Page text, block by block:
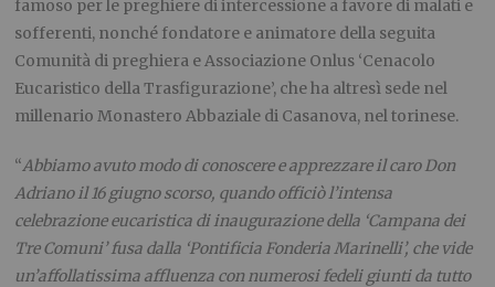
famoso per le preghiere di intercessione a favore di malati e
sofferenti, nonché fondatore e animatore della seguita
Comunità di preghiera e Associazione Onlus ‘Cenacolo
Eucaristico della Trasfigurazione’, che ha altresì sede nel
millenario Monastero Abbaziale di Casanova, nel torinese.
“Abbiamo avuto modo di conoscere e apprezzare il caro Don
Adriano il 16 giugno scorso, quando officiò l’intensa
celebrazione eucaristica di inaugurazione della ‘Campana dei
Tre Comuni’ fusa dalla ‘Pontificia Fonderia Marinelli’, che vide
un’affollatissima affluenza con numerosi fedeli giunti da tutto